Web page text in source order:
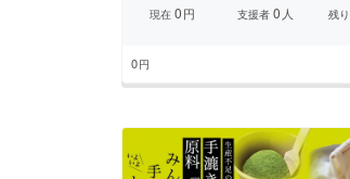
現在0円 支援者 0 人 残り
0円